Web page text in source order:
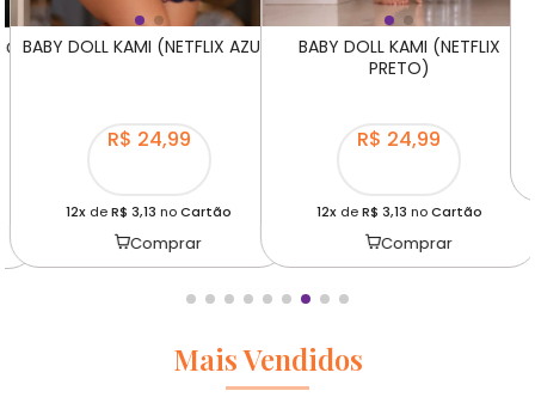
BABY DOLL KAMI (NETFLIX AZUL)
R$ 24,99
12x deR$ 3,13 noCartão
Comprar
BABY DOLL KAMI (NETFLIX
PRETO)
R$ 24,99
12xdeR$ 3,13 noCartão
Comprar
Mais Vendidos